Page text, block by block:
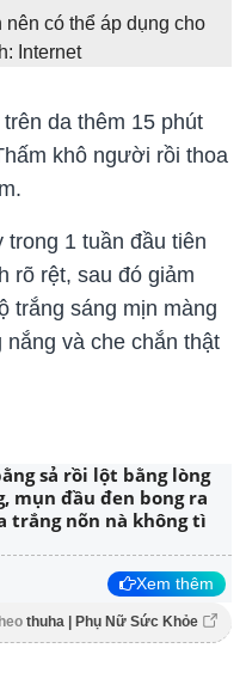
có thể áp dụng cho
Internet
da thêm 15 phút
khô người rồi thoa
trong 1 tuần đầu tiên
rõ rệt, sau đó giảm
trắng sáng mịn màng
và che chắn thật
sả rồi lột bằng lòng
mụn đầu đen bong ra
trắng nõn nà không tì
Xem thêm
thuha | Phụ Nữ Sức Khỏe